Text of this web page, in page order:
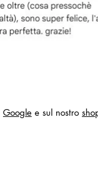
Google e sul nostro